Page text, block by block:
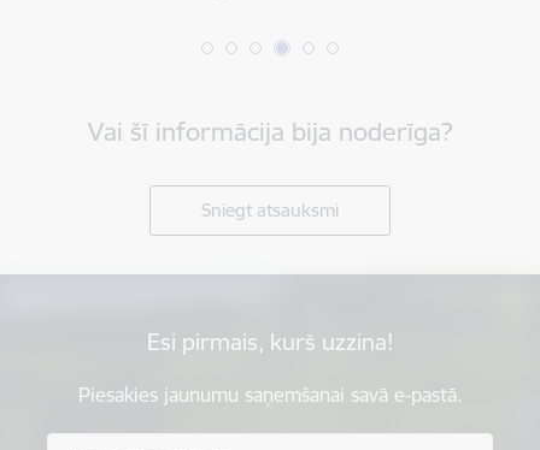
Vai šī informācija bija noderīga?
Sniegt atsauksmi
Esi pirmais, kurš uzzina!
Piesakies jaunumu saņemšanai savā e-pastā.